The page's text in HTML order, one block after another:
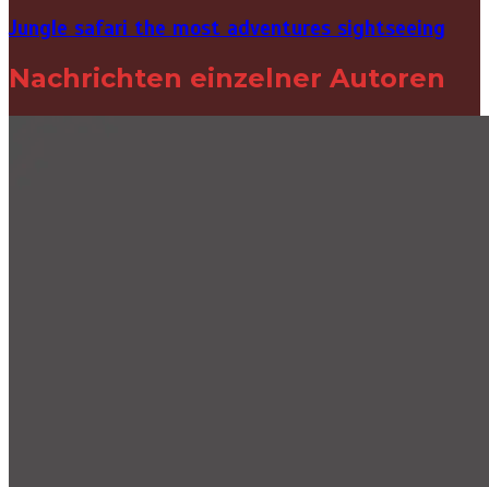
Jungle safari the most adventures sightseeing
Nachrichten einzelner Autoren